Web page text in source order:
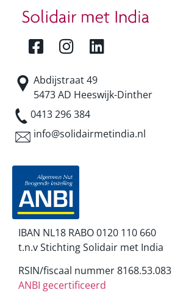
Abdijstraat 49
5473 AD Heeswijk-Dinther
0413 296 384
info@solidairmetindia.nl
IBAN NL18 RABO 0120 110 660
t.n.v Stichting Solidair met India
RSIN/fiscaal nummer 8168.53.083
ANBI gecertificeerd